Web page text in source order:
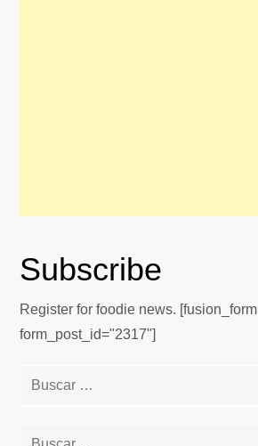
Subscribe
Register for foodie news. [fusion_form
form_post_id="2317"]
Buscar:
Buscar: